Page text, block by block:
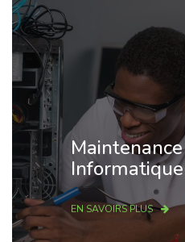
Maintenance
Informatique
EN SAVOIRS PLUS